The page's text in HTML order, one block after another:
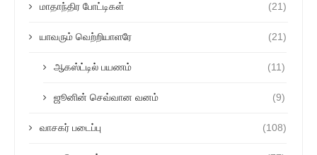
மாதாந்திர போட்டிகள் (21)
யாவரும் வெற்றியாளரே (21)
ஆகஸ்ட்டில் பயணம் (11)
ஜூனின் செவ்வான வனம் (9)
வாசகர் படைப்பு (108)